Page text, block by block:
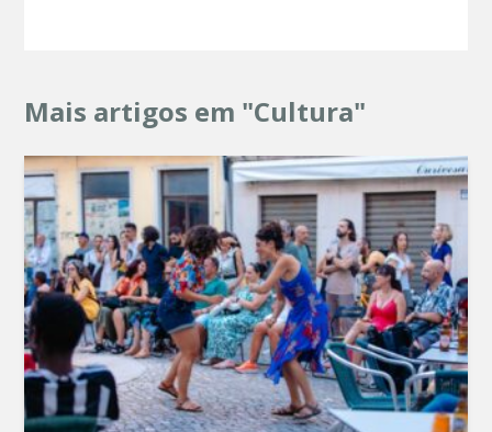
Mais artigos em "Cultura"